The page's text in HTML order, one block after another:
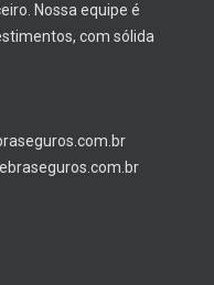
Nossa equipe é
com sólida